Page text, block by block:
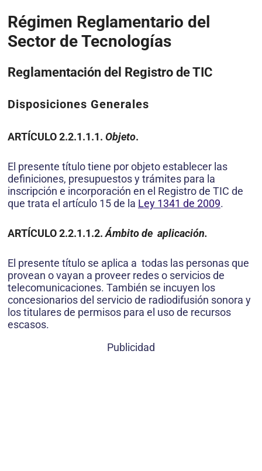
Régimen Reglamentario del
Sector de Tecnologías
Reglamentación del Registro de TIC
Disposiciones Generales
ARTÍCULO2.2.1.1.1. Objeto.
El presente título tiene por objeto establecer las
definiciones, presupuestos y trámites para la
inscripción e incorporación en el Registro de TIC de
que trata el artículo 15 de la Ley 1341 de 2009.
ARTÍCULO 2.2.1.1.2.Ámbito de aplicación.
El presente título se aplica a todas las personas que
provean o vayan a proveer redes o servicios de
telecomunicaciones. También se incuyen los
concesionarios del servicio de radiodifusión sonora y
los titulares de permisos para el uso de recursos
escasos.
Publicidad